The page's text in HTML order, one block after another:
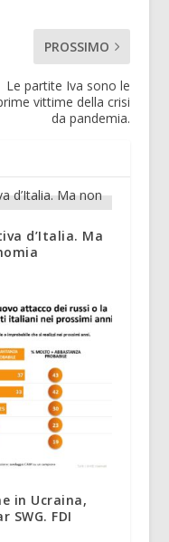
PROSSIMO
Le partite Iva sono le
vittime della crisi
da pandemia.
d’Italia. Ma
in Ucraina,
FDI